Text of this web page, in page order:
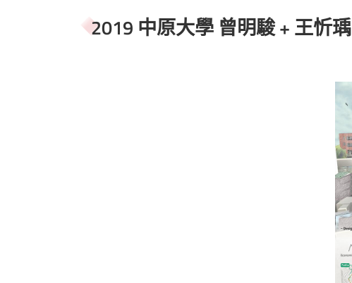
2019 中原大學 曾明駿 + 王忻瑀